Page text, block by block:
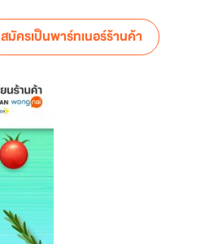
สมัครเป็นพาร์ทเนอร์ร้านค้า